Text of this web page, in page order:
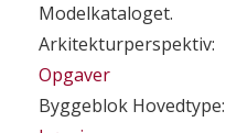
Modelkataloget.
Arkitekturperspektiv:
Opgaver
Byggeblok Hovedtype: